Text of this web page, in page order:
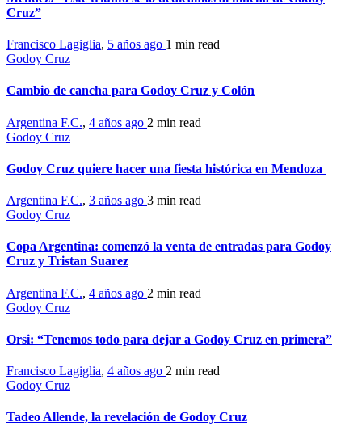
Cruz”
Francisco Lagiglia, 5 años ago 1 min read
Godoy Cruz
Cambio de cancha para Godoy Cruz y Colón
Argentina F.C., 4 años ago 2 min read
Godoy Cruz
Godoy Cruz quiere hacer una fiesta histórica en Mendoza
Argentina F.C., 3 años ago 3 min read
Godoy Cruz
Copa Argentina: comenzó la venta de entradas para Godoy
Cruz y Tristan Suarez
Argentina F.C., 4 años ago 2 min read
Godoy Cruz
Orsi: “Tenemos todo para dejar a Godoy Cruz en primera”
Francisco Lagiglia, 4 años ago 2 min read
Godoy Cruz
Tadeo Allende, la revelación de Godoy Cruz